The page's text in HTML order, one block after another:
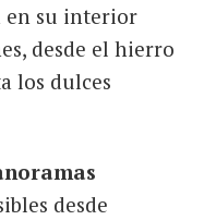
en su interior
desde el hierro
los dulces
desde